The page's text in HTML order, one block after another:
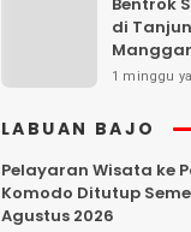
di
1 minggu
LABUAN BAJO
Pelayaran Wisata ke
Komodo Ditutup
Agustus 2026